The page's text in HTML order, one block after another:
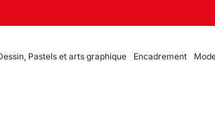
Pastels et arts graphique Encadrement